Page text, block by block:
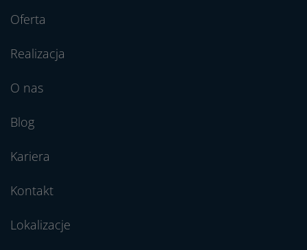
Oferta
Realizacja
O nas
Blog
Kariera
Kontakt
Lokalizacje